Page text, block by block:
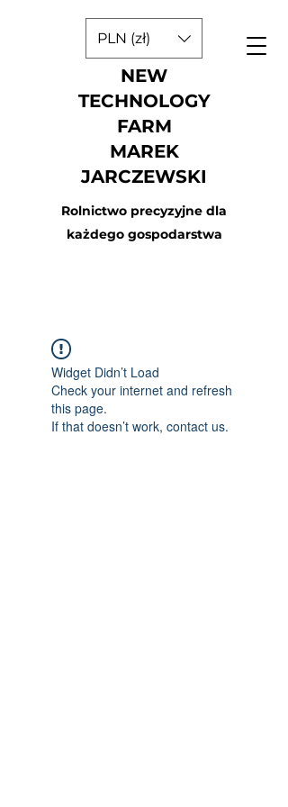
PLN (zł)
NEW
TECHNOLOGY
FARM
MAREK
JARCZEWSKI
Rolnictwo precyzyjne dla
każdego gospodarstwa
Widget Didn’t Load
Check your internet and refresh
this page.
If that doesn’t work, contact us.